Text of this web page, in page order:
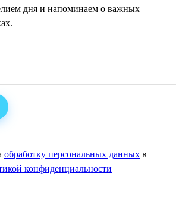
дня и напоминаем о важных
обработку персональных данных в
конфиденциальности